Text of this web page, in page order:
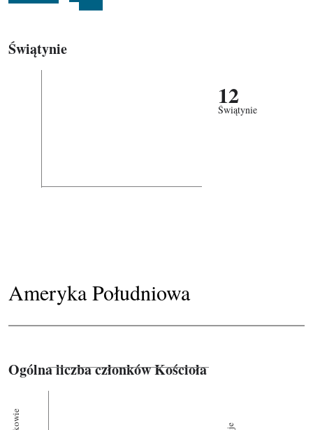
Świątynie
12
Świątynie
Ameryka Południowa
Ogólna liczba członków Kościoła